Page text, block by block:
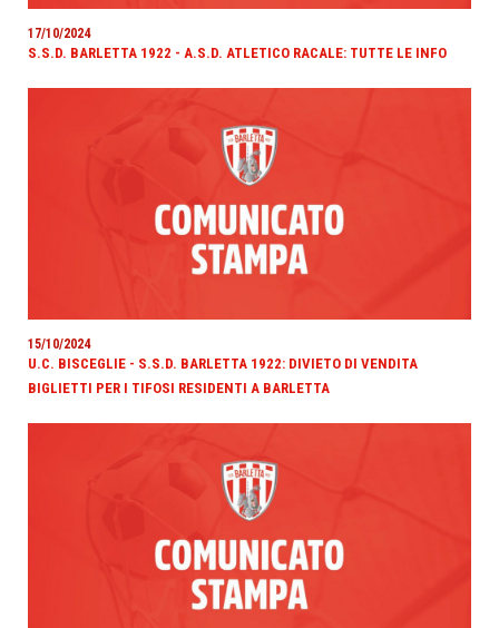
17/10/2024
S.S.D. BARLETTA 1922 - A.S.D. ATLETICO RACALE: TUTTE LE INFO
15/10/2024
U.C. BISCEGLIE - S.S.D. BARLETTA 1922: DIVIETO DI VENDITA
BIGLIETTI PER I TIFOSI RESIDENTI A BARLETTA